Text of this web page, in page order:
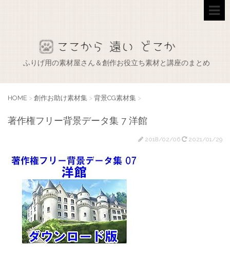
ふりげ用の素材屋さん＆創作お役立ち素材と講座のまとめ
HOME > 創作お助け素材集 > 背景CG素材集 >
著作権フリー背景データ集 7 洋館
2018/02/06 2021/01/29